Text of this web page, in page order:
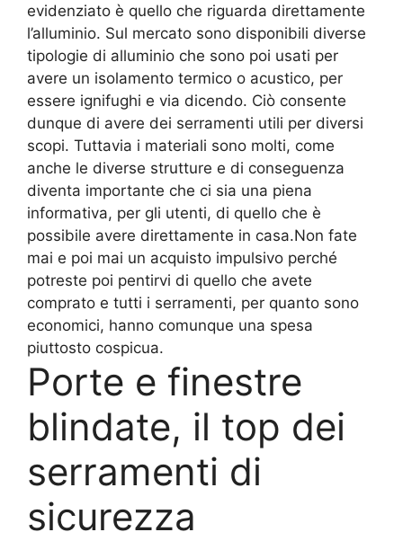
evidenziato è quello che riguarda direttamente
l’alluminio. Sul mercato sono disponibili diverse
tipologie di alluminio che sono poi usati per
avere un isolamento termico o acustico, per
essere ignifughi e via dicendo. Ciò consente
dunque di avere dei serramenti utili per diversi
scopi. Tuttavia i materiali sono molti, come
anche le diverse strutture e di conseguenza
diventa importante che ci sia una piena
informativa, per gli utenti, di quello che è
possibile avere direttamente in casa.Non fate
mai e poi mai un acquisto impulsivo perché
potreste poi pentirvi di quello che avete
comprato e tutti i serramenti, per quanto sono
economici, hanno comunque una spesa
piuttosto cospicua.
Porte e finestre
blindate, il top dei
serramenti di
sicurezza